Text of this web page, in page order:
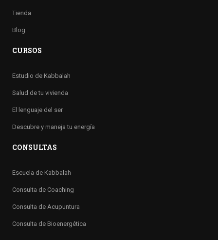
Tienda
Blog
CURSOS
Estudio de Kabbalah
Salud de tu vivienda
El lenguaje del ser
Descubre y maneja tu energía
CONSULTAS
Escuela de Kabbalah
Consulta de Coaching
Consulta de Acupuntura
Consulta de Bioenergética